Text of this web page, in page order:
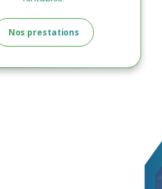
Nos prestations